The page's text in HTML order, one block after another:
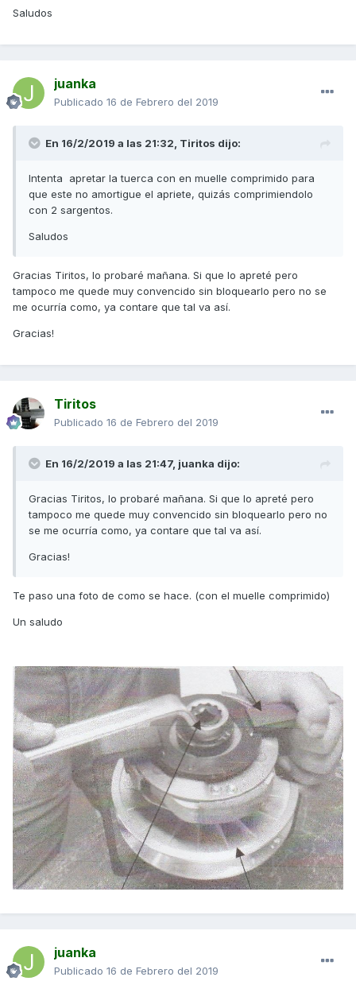
Saludos
juanka
Publicado 16 de Febrero del 2019
En 16/2/2019 a las 21:32, Tiritos dijo:
Intenta apretar la tuerca con en muelle comprimido para
que este no amortigue el apriete, quizás comprimiendolo
con 2 sargentos.
Saludos
Gracias Tiritos, lo probaré mañana. Si que lo apreté pero
tampoco me quede muy convencido sin bloquearlo pero no se
me ocurría como, ya contare que tal va así.
Gracias!
Tiritos
Publicado 16 de Febrero del 2019
En 16/2/2019 a las 21:47, juanka dijo:
Gracias Tiritos, lo probaré mañana. Si que lo apreté pero
tampoco me quede muy convencido sin bloquearlo pero no
se me ocurría como, ya contare que tal va así.
Gracias!
Te paso una foto de como se hace. (con el muelle comprimido)
Un saludo
juanka
Publicado 16 de Febrero del 2019